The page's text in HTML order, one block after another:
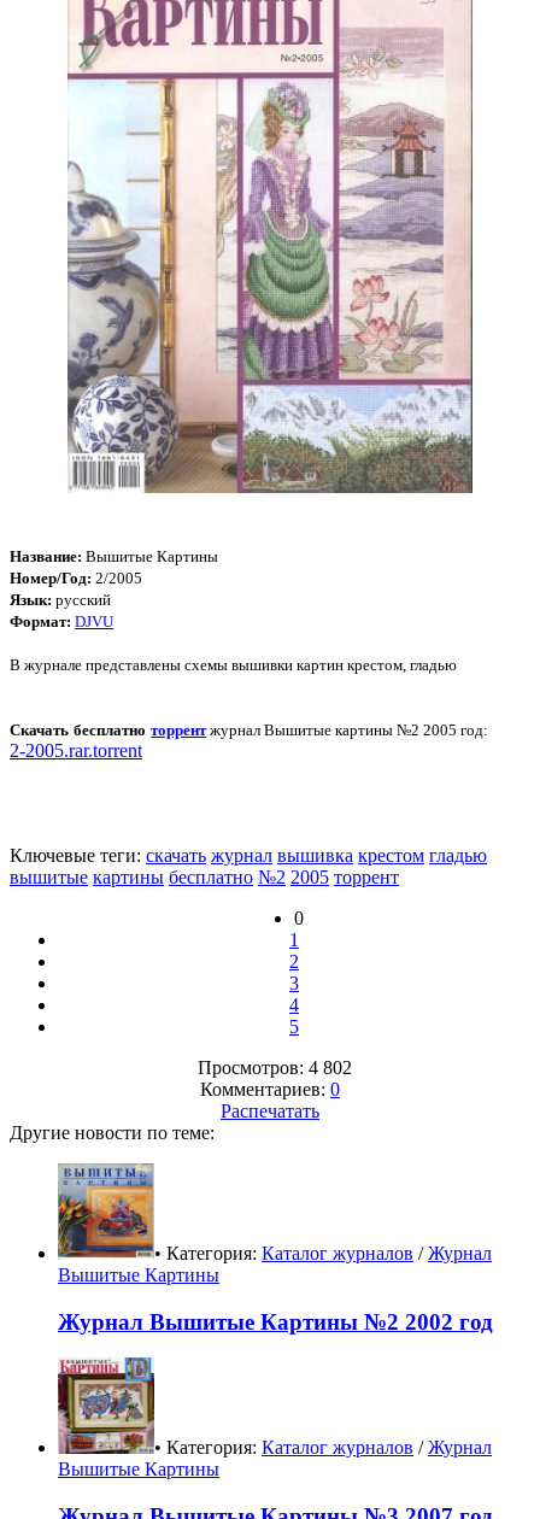
Название: Вышитые Картины
Номер/Год: 2/2005
Язык: русский
Формат: DJVU
В журнале представлены схемы вышивки картин крестом, гладью
Скачать бесплатноторрентжурнал Вышитые картины №2 2005 год:
2-2005.rar.torrent
Ключевые теги: скачать журнал вышивка крестом гладью
вышитые картины бесплатно №2 2005 торрент
0
1
2
3
4
5
Просмотров: 4 802
Комментариев: 0
Распечатать
Другие новости по теме:
• Категория: Каталог журналов /Журнал
Вышитые Картины
Журнал Вышитые Картины №2 2002 год
• Категория: Каталог журналов /Журнал
Вышитые Картины